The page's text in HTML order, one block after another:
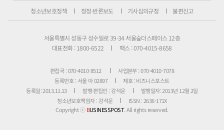
청소년보호정책 정정·반론보도 기사심의규정 불편신고
서울특별시 성동구 성수일로 39-34 서울숲더스페이스 12층
대표전화 : 1800-6522
팩스 : 070-4015-8658
편집국 : 070-4010-8512
사업본부 : 070-4010-7078
등록번호 : 서울 아 02897
제호 : 비즈니스포스트
등록일: 2013.11.13
발행·편집인 : 강석운
발행일자: 2013년 12월 2일
청소년보호책임자 : 강석운
ISSN : 2636-171X
Copyright ⓒBUSINESSPOST. All rights reserved.